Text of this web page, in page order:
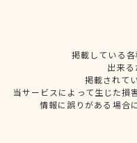
掲載している
出来
掲載されて
当サービスによって生じた損
情報に誤りがある場合